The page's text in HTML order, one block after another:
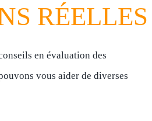
RÉELLES
en évaluation des
vous aider de diverses